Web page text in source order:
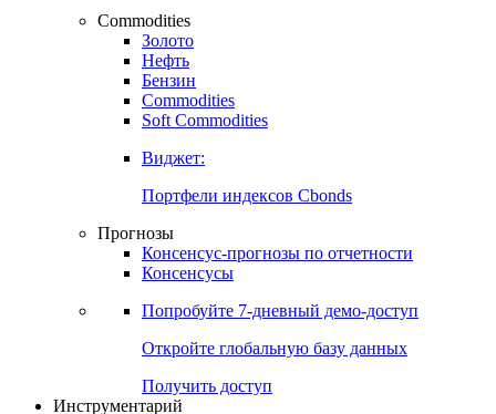
Виджет:
Карта процентных ставок
Commodities
Золото
Бензин
Soft Commodities
Виджет:
Портфели индексов Cbonds
Прогнозы
Консенсусы
Попробуйте7-дневный